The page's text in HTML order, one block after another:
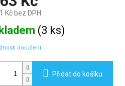
Kč bez DPH
(3 ks)
doručení
Přidat do košíku